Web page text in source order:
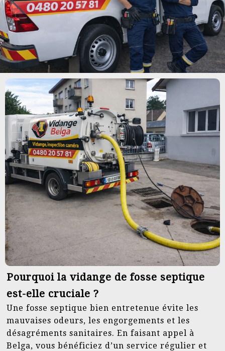
Pourquoi la vidange de fosse septique
est-elle cruciale ?
Une fosse septique bien entretenue évite les
mauvaises odeurs, les engorgements et les
désagréments sanitaires. En faisant appel à
Belga, vous bénéficiez d’un service régulier et